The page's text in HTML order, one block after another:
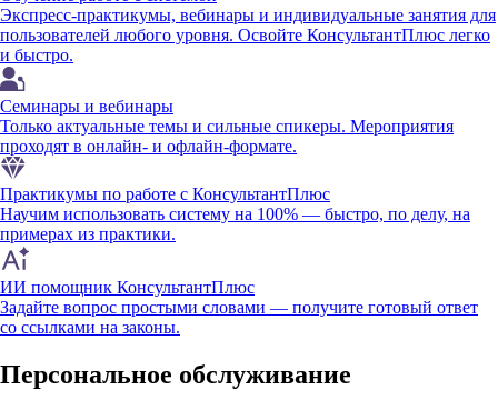
Экспресс-практикумы, вебинары и индивидуальные занятия для
пользователей любого уровня. Освойте КонсультантПлюс легко
и быстро.
Семинары и вебинары
Только актуальные темы и сильные спикеры. Мероприятия
проходят в онлайн- и офлайн-формате.
Практикумы по работе с КонсультантПлюс
Научим использовать систему на 100% — быстро, по делу, на
примерах из практики.
ИИ помощник КонсультантПлюс
Задайте вопрос простыми словами — получите готовый ответ
со ссылками на законы.
Персональное обслуживание